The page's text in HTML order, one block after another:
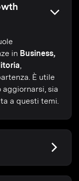
in Business,
È utile
sia
a questi temi.